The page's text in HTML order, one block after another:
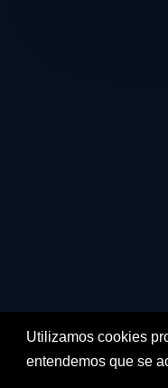
Utilizamos cookies
entendemos que se